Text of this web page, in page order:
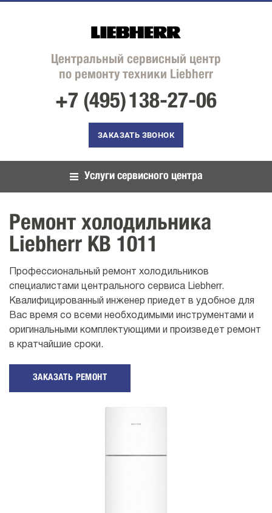
Центральный сервисный центр
по ремонту техники Liebherr
+7 (495)138-27-06
ЗАКАЗАТЬ ЗВОНОК
Услуги сервисного центра
Ремонт холодильника
Liebherr KB 1011
Профессиональный ремонт холодильников
специалистами центрального сервиса Liebherr.
Квалифицированный инженер приедет в удобное для
Вас время со всеми необходимыми инструментами и
оригинальными комплектующими и произведет ремонт
в кратчайшие сроки.
ЗАКАЗАТЬ РЕМОНТ